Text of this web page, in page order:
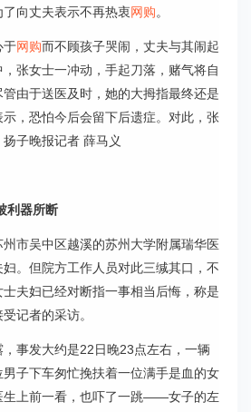
向丈夫表示不再热衷网购。
于网购而不顾孩子哭闹，丈夫与其闹起
张女士一冲动，手起刀落，赌气将自
由于送医及时，她的大拇指最终还是
，恐怕今后会留下后遗症。对此，张
子晚报记者 薛马义
利器所断
市吴中区越溪的苏州大学附属瑞华医
。但院方工作人员对此三缄其口，不
夫妇已经对断指一事相当后悔，称是
记者的采访。
事发大约是22日晚23点左右，一辆
子下车匆忙挽扶着一位满手是血的女
生上前一看，也吓了一跳——女子的左